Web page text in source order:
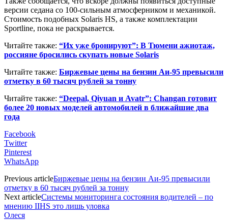
версии седана со 100-сильным атмосферником и механикой.
Стоимость подобных Solaris HS, а также комплектации
Sportline, пока не раскрывается.
Читайте также: “Их уже бронируют”: В Тюмени ажиотаж,
россияне бросились скупать новые Solaris
Читайте также: Биржевые цены на бензин Аи-95 превысили
отметку в 60 тысяч рублей за тонну
Читайте также: “Deepal, Qiyuan и Avatr”: Changan готовит
более 20 новых моделей автомобилей в ближайшие два
года
Facebook
Twitter
Pinterest
WhatsApp
Previous articleБиржевые цены на бензин Аи-95 превысили
отметку в 60 тысяч рублей за тонну
Next articleСистемы мониторинга состояния водителей – по
мнению IIHS это лишь уловка
Олеся